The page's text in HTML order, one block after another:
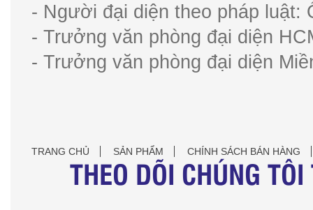
- Người đại diện theo pháp luật:
- Trưởng văn phòng đại diện
- Trưởng văn phòng đại diện
TRANG CHỦ SẢN PHẨM CHÍNH SÁCH BÁN HÀNG
THEO DÕI CHÚNG